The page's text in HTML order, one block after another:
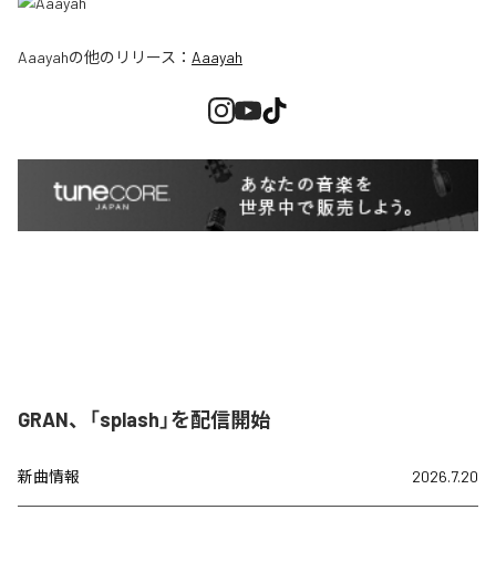
Aaayahの他のリリース： Aaayah
GRAN、「splash」を配信開始
新曲情報 2026.7.20